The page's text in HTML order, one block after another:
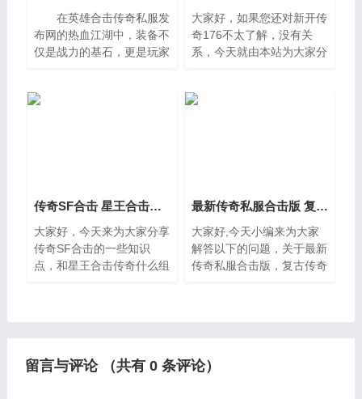
在英雄合击传奇私服发
布网的热血江湖中，装备不
仅是战力的基石，更是玩家
兵”——屠龙、嗜魂法杖与
大家好，如果您还对新开传
奇176不太了解，没有关
系，今天就由本站为大家分
给大家分析到，还望可以解
传奇SF合击 星王合击传奇什么组合厉害
大家好，今天来为大家分享
传奇SF合击的一些知识
点，和星王合击传奇什么组
最新传奇私服合击版 复古传奇合击版本手游下载
大家好,今天小编来为大家
解答以下的问题，关于最新
传奇私服合击版，复古传奇
留言与评论 （共有 0条评论）